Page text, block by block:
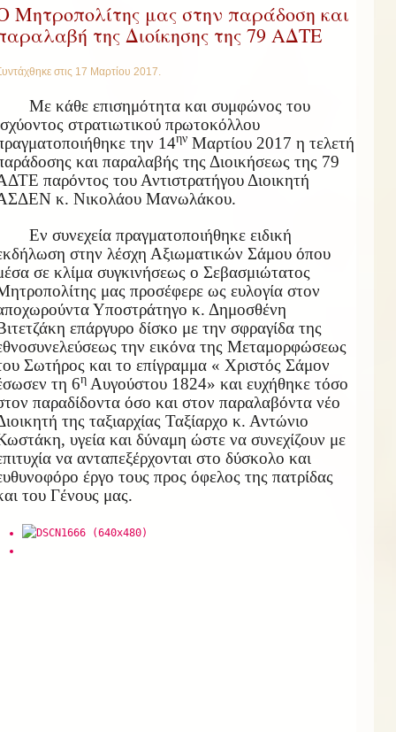
Μητροπολίτης μας στην παράδοση και
της Διοίκησης της 79 ΑΔΤΕ
στις 17 Μαρτίου 2017.
Με κάθε επισημότητα και συμφώνος του
στρατιωτικού πρωτοκόλλου
την 14ην Μαρτίου 2017 η τελετή
και παραλαβής της Διοικήσεως της 79
παρόντος του Αντιστρατήγου Διοικητή
κ. Νικολάου Μανωλάκου.
Εν συνεχεία πραγματοποιήθηκε ειδική
στην λέσχη Αξιωματικών Σάμου όπου
σε κλίμα συγκινήσεως ο Σεβασμιώτατος
μας προσέφερε ως ευλογία στον
Υποστράτηγο κ. Δημοσθένη
επάργυρο δίσκο με την σφραγίδα της
την εικόνα της Μεταμορφώσεως
Σωτήρος και το επίγραμμα « Χριστός Σάμον
τη 6η Αυγούστου 1824» και ευχήθηκε τόσο
παραδίδοντα όσο και στον παραλαβόντα νέο
της ταξιαρχίας Ταξίαρχο κ. Αντώνιο
υγεία και δύναμη ώστε να συνεχίζουν με
να ανταπεξέρχονται στο δύσκολο και
έργο τους προς όφελος της πατρίδας
του Γένους μας.